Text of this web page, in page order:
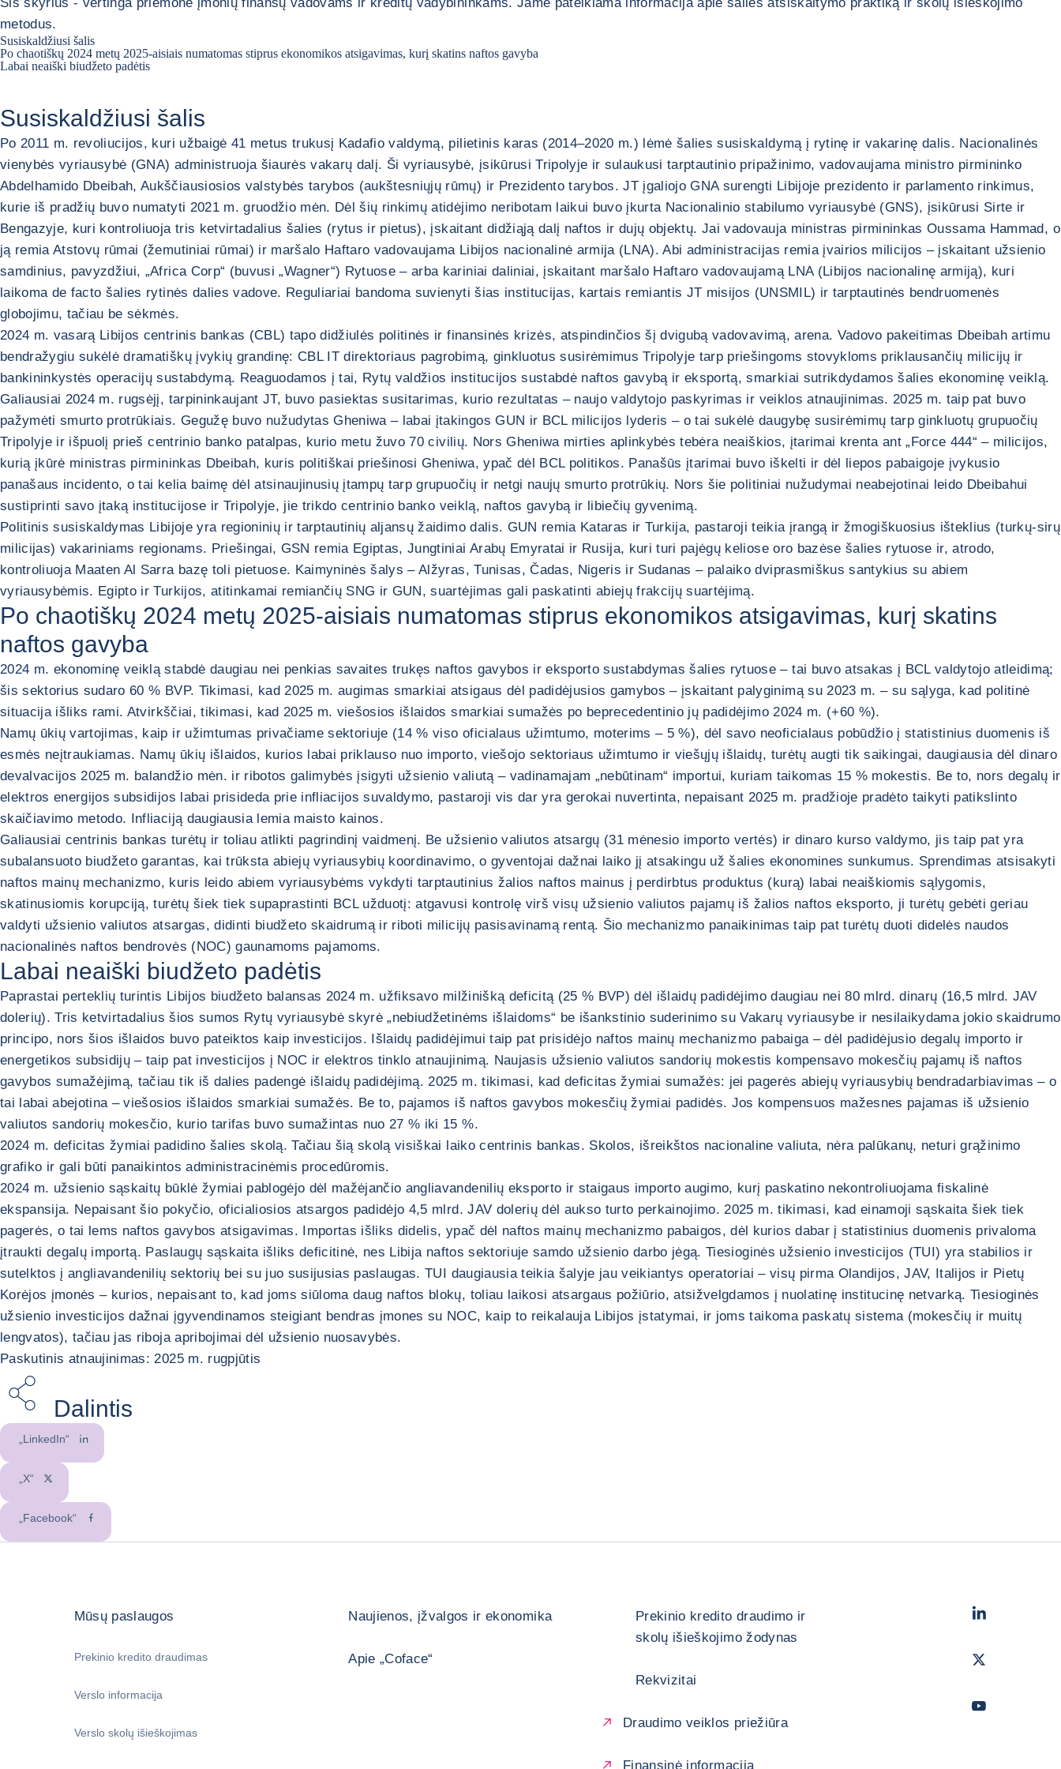
metodus.
Susiskaldžiusi šalis
Po chaotiškų 2024 metų 2025-aisiais numatomas stiprus ekonomikos atsigavimas, kurį skatins naftos gavyba
Labai neaiški biudžeto padėtis
Susiskaldžiusi šalis
Po 2011 m. revoliucijos, kuri užbaigė 41 metus trukusį Kadafio valdymą, pilietinis karas (2014–2020 m.) lėmė šalies susiskaldymą į rytinę ir vakarinę dalis. Nacionalinės
vienybės vyriausybė (GNA) administruoja šiaurės vakarų dalį. Ši vyriausybė, įsikūrusi Tripolyje ir sulaukusi tarptautinio pripažinimo, vadovaujama ministro pirmininko
Abdelhamido Dbeibah, Aukščiausiosios valstybės tarybos (aukštesniųjų rūmų) ir Prezidento tarybos. JT įgaliojo GNA surengti Libijoje prezidento ir parlamento rinkimus,
kurie iš pradžių buvo numatyti 2021 m. gruodžio mėn. Dėl šių rinkimų atidėjimo neribotam laikui buvo įkurta Nacionalinio stabilumo vyriausybė (GNS), įsikūrusi Sirte ir
Bengazyje, kuri kontroliuoja tris ketvirtadalius šalies (rytus ir pietus), įskaitant didžiąją dalį naftos ir dujų objektų. Jai vadovauja ministras pirmininkas Oussama Hammad, o
ją remia Atstovų rūmai (žemutiniai rūmai) ir maršalo Haftaro vadovaujama Libijos nacionalinė armija (LNA). Abi administracijas remia įvairios milicijos – įskaitant užsienio
samdinius, pavyzdžiui, „Africa Corp“ (buvusi „Wagner“) Rytuose – arba kariniai daliniai, įskaitant maršalo Haftaro vadovaujamą LNA (Libijos nacionalinę armiją), kuri
laikoma de facto šalies rytinės dalies vadove. Reguliariai bandoma suvienyti šias institucijas, kartais remiantis JT misijos (UNSMIL) ir tarptautinės bendruomenės
globojimu, tačiau be sėkmės.
2024 m. vasarą Libijos centrinis bankas (CBL) tapo didžiulės politinės ir finansinės krizės, atspindinčios šį dvigubą vadovavimą, arena. Vadovo pakeitimas Dbeibah artimu
bendražygiu sukėlė dramatiškų įvykių grandinę: CBL IT direktoriaus pagrobimą, ginkluotus susirėmimus Tripolyje tarp priešingoms stovykloms priklausančių milicijų ir
bankininkystės operacijų sustabdymą. Reaguodamos į tai, Rytų valdžios institucijos sustabdė naftos gavybą ir eksportą, smarkiai sutrikdydamos šalies ekonominę veiklą.
Galiausiai 2024 m. rugsėjį, tarpininkaujant JT, buvo pasiektas susitarimas, kurio rezultatas – naujo valdytojo paskyrimas ir veiklos atnaujinimas. 2025 m. taip pat buvo
pažymėti smurto protrūkiais. Gegužę buvo nužudytas Gheniwa – labai įtakingos GUN ir BCL milicijos lyderis – o tai sukėlė daugybę susirėmimų tarp ginkluotų grupuočių
Tripolyje ir išpuolį prieš centrinio banko patalpas, kurio metu žuvo 70 civilių. Nors Gheniwa mirties aplinkybės tebėra neaiškios, įtarimai krenta ant „Force 444“ – milicijos,
kurią įkūrė ministras pirmininkas Dbeibah, kuris politiškai priešinosi Gheniwa, ypač dėl BCL politikos. Panašūs įtarimai buvo iškelti ir dėl liepos pabaigoje įvykusio
panašaus incidento, o tai kelia baimę dėl atsinaujinusių įtampų tarp grupuočių ir netgi naujų smurto protrūkių. Nors šie politiniai nužudymai neabejotinai leido Dbeibahui
sustiprinti savo įtaką institucijose ir Tripolyje, jie trikdo centrinio banko veiklą, naftos gavybą ir libiečių gyvenimą.
Politinis susiskaldymas Libijoje yra regioninių ir tarptautinių aljansų žaidimo dalis. GUN remia Kataras ir Turkija, pastaroji teikia įrangą ir žmogiškuosius išteklius (turkų-sirų
milicijas) vakariniams regionams. Priešingai, GSN remia Egiptas, Jungtiniai Arabų Emyratai ir Rusija, kuri turi pajėgų keliose oro bazėse šalies rytuose ir, atrodo,
kontroliuoja Maaten Al Sarra bazę toli pietuose. Kaimyninės šalys – Alžyras, Tunisas, Čadas, Nigeris ir Sudanas – palaiko dviprasmiškus santykius su abiem
vyriausybėmis. Egipto ir Turkijos, atitinkamai remiančių SNG ir GUN, suartėjimas gali paskatinti abiejų frakcijų suartėjimą.
Po chaotiškų 2024 metų 2025-aisiais numatomas stiprus ekonomikos atsigavimas, kurį skatins
naftos gavyba
2024 m. ekonominę veiklą stabdė daugiau nei penkias savaites trukęs naftos gavybos ir eksporto sustabdymas šalies rytuose – tai buvo atsakas į BCL valdytojo atleidimą;
šis sektorius sudaro 60 % BVP. Tikimasi, kad 2025 m. augimas smarkiai atsigaus dėl padidėjusios gamybos – įskaitant palyginimą su 2023 m. – su sąlyga, kad politinė
situacija išliks rami. Atvirkščiai, tikimasi, kad 2025 m. viešosios išlaidos smarkiai sumažės po beprecedentinio jų padidėjimo 2024 m. (+60 %).
Namų ūkių vartojimas, kaip ir užimtumas privačiame sektoriuje (14 % viso oficialaus užimtumo, moterims – 5 %), dėl savo neoficialaus pobūdžio į statistinius duomenis iš
esmės neįtraukiamas. Namų ūkių išlaidos, kurios labai priklauso nuo importo, viešojo sektoriaus užimtumo ir viešųjų išlaidų, turėtų augti tik saikingai, daugiausia dėl dinaro
devalvacijos 2025 m. balandžio mėn. ir ribotos galimybės įsigyti užsienio valiutą – vadinamajam „nebūtinam“ importui, kuriam taikomas 15 % mokestis. Be to, nors degalų ir
elektros energijos subsidijos labai prisideda prie infliacijos suvaldymo, pastaroji vis dar yra gerokai nuvertinta, nepaisant 2025 m. pradžioje pradėto taikyti patikslinto
skaičiavimo metodo. Infliaciją daugiausia lemia maisto kainos.
Galiausiai centrinis bankas turėtų ir toliau atlikti pagrindinį vaidmenį. Be užsienio valiutos atsargų (31 mėnesio importo vertės) ir dinaro kurso valdymo, jis taip pat yra
subalansuoto biudžeto garantas, kai trūksta abiejų vyriausybių koordinavimo, o gyventojai dažnai laiko jį atsakingu už šalies ekonomines sunkumus. Sprendimas atsisakyti
naftos mainų mechanizmo, kuris leido abiem vyriausybėms vykdyti tarptautinius žalios naftos mainus į perdirbtus produktus (kurą) labai neaiškiomis sąlygomis,
skatinusiomis korupciją, turėtų šiek tiek supaprastinti BCL užduotį: atgavusi kontrolę virš visų užsienio valiutos pajamų iš žalios naftos eksporto, ji turėtų gebėti geriau
valdyti užsienio valiutos atsargas, didinti biudžeto skaidrumą ir riboti milicijų pasisavinamą rentą. Šio mechanizmo panaikinimas taip pat turėtų duoti didelės naudos
nacionalinės naftos bendrovės (NOC) gaunamoms pajamoms.
Labai neaiški biudžeto padėtis
Paprastai perteklių turintis Libijos biudžeto balansas 2024 m. užfiksavo milžinišką deficitą (25 % BVP) dėl išlaidų padidėjimo daugiau nei 80 mlrd. dinarų (16,5 mlrd. JAV
dolerių). Tris ketvirtadalius šios sumos Rytų vyriausybė skyrė „nebiudžetinėms išlaidoms“ be išankstinio suderinimo su Vakarų vyriausybe ir nesilaikydama jokio skaidrumo
principo, nors šios išlaidos buvo pateiktos kaip investicijos. Išlaidų padidėjimui taip pat prisidėjo naftos mainų mechanizmo pabaiga – dėl padidėjusio degalų importo ir
energetikos subsidijų – taip pat investicijos į NOC ir elektros tinklo atnaujinimą. Naujasis užsienio valiutos sandorių mokestis kompensavo mokesčių pajamų iš naftos
gavybos sumažėjimą, tačiau tik iš dalies padengė išlaidų padidėjimą. 2025 m. tikimasi, kad deficitas žymiai sumažės: jei pagerės abiejų vyriausybių bendradarbiavimas – o
tai labai abejotina – viešosios išlaidos smarkiai sumažės. Be to, pajamos iš naftos gavybos mokesčių žymiai padidės. Jos kompensuos mažesnes pajamas iš užsienio
valiutos sandorių mokesčio, kurio tarifas buvo sumažintas nuo 27 % iki 15 %.
2024 m. deficitas žymiai padidino šalies skolą. Tačiau šią skolą visiškai laiko centrinis bankas. Skolos, išreikštos nacionaline valiuta, nėra palūkanų, neturi grąžinimo
grafiko ir gali būti panaikintos administracinėmis procedūromis.
2024 m. užsienio sąskaitų būklė žymiai pablogėjo dėl mažėjančio angliavandenilių eksporto ir staigaus importo augimo, kurį paskatino nekontroliuojama fiskalinė
ekspansija. Nepaisant šio pokyčio, oficialiosios atsargos padidėjo 4,5 mlrd. JAV dolerių dėl aukso turto perkainojimo. 2025 m. tikimasi, kad einamoji sąskaita šiek tiek
pagerės, o tai lems naftos gavybos atsigavimas. Importas išliks didelis, ypač dėl naftos mainų mechanizmo pabaigos, dėl kurios dabar į statistinius duomenis privaloma
įtraukti degalų importą. Paslaugų sąskaita išliks deficitinė, nes Libija naftos sektoriuje samdo užsienio darbo jėgą. Tiesioginės užsienio investicijos (TUI) yra stabilios ir
sutelktos į angliavandenilių sektorių bei su juo susijusias paslaugas. TUI daugiausia teikia šalyje jau veikiantys operatoriai – visų pirma Olandijos, JAV, Italijos ir Pietų
Korėjos įmonės – kurios, nepaisant to, kad joms siūloma daug naftos blokų, toliau laikosi atsargaus požiūrio, atsižvelgdamos į nuolatinę institucinę netvarką. Tiesioginės
užsienio investicijos dažnai įgyvendinamos steigiant bendras įmones su NOC, kaip to reikalauja Libijos įstatymai, ir joms taikoma paskatų sistema (mokesčių ir muitų
lengvatos), tačiau jas riboja apribojimai dėl užsienio nuosavybės.
Paskutinis atnaujinimas: 2025 m. rugpjūtis
Dalintis
„LinkedIn“
„X“
„Facebook“
Mūsų paslaugos
Prekinio kredito draudimas
Verslo informacija
Verslo skolų išieškojimas
Naujienos, įžvalgos ir ekonomika
Apie „Coface“
Prekinio kredito draudimo ir
skolų išieškojimo žodynas
Rekvizitai
Draudimo veiklos priežiūra
Finansinė informacija
LinkedIn
Twitter
Youtube